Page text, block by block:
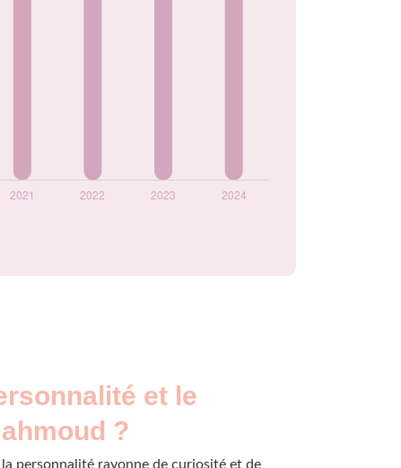
et le
?
personnalité rayonne de curiosité et de